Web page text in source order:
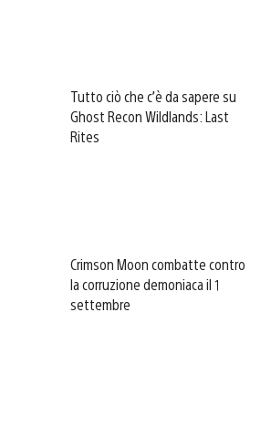
Tutto ciò che c’è da sapere su
Ghost Recon Wildlands: Last
Rites
Crimson Moon combatte contro
la corruzione demoniaca il 1
settembre